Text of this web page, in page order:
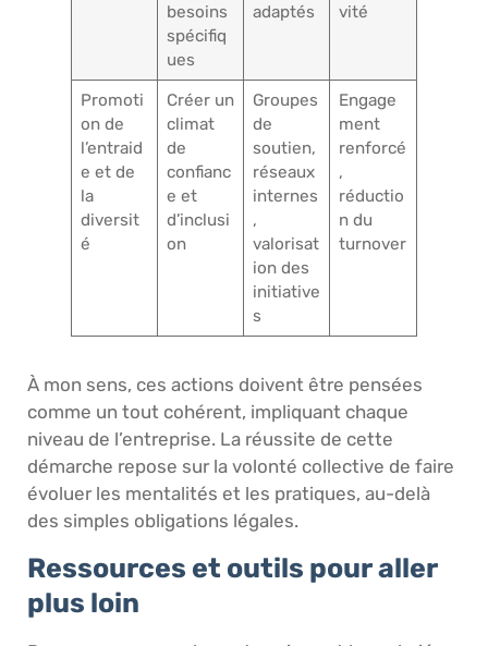
besoins
spécifiq
ues
adaptés
vité
Promoti
on de
l’entraid
e et de
la
diversit
é
Créer un
climat
de
confianc
e et
d’inclusi
on
Groupes
de
soutien,
réseaux
internes
,
valorisat
ion des
initiative
s
Engage
ment
renforcé
,
réductio
n du
turnover
À mon sens, ces actions doivent être pensées
comme un tout cohérent, impliquant chaque
niveau de l’entreprise. La réussite de cette
démarche repose sur la volonté collective de faire
évoluer les mentalités et les pratiques, au-delà
des simples obligations légales.
Ressources et outils pour aller
plus loin